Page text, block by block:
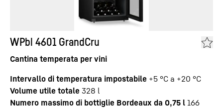
WPbl 4601 GrandCru
Cantina temperata per vini
Intervallo di temperatura impostabile +5 °C a +20 °C
Volume utile totale 328 l
Numero massimo di bottiglie Bordeaux da 0,75 l 166